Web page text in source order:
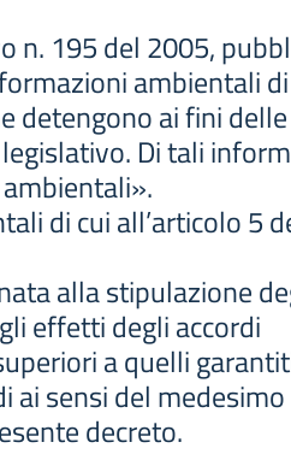
n. 195 del 2005,
ambientali
detengono ai fini
Di tali
di cui all’articolo 5
alla stipulazione
effetti degli accordi
a quelli
sensi del
decreto.